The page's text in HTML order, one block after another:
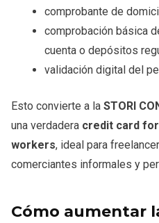
comprobante de
comprobación básica
cuenta o depósitos
validación digital del
Esto convierte a la STORI
una verdadera credit card
workers, ideal para
comerciantes informales y
Cómo aumentar